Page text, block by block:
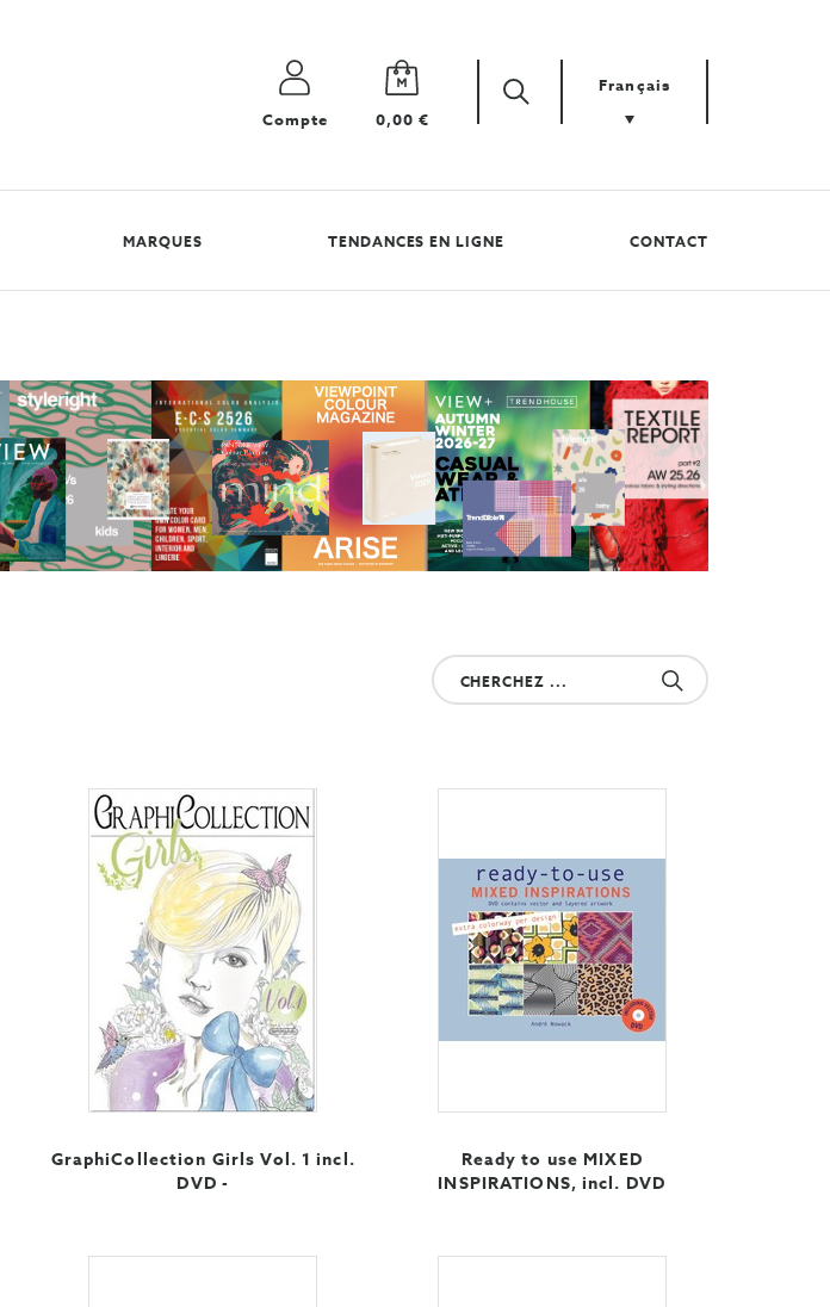
Compte 0,00 €
Cherchez
votre
Zoek Français
MARQUES TENDANCES EN LIGNE CONTACT
Cherchez
votre
produit
GraphiCollection Girls Vol. 1 incl.
DVD -
Ready to use MIXED
INSPIRATIONS, incl. DVD